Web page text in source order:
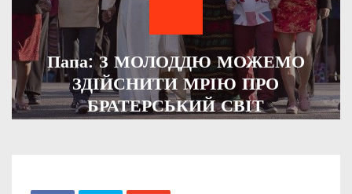
Папа: З МОЛОДДЮ МОЖЕМО
ЗДІЙСНИТИ МРІЮ ПРО
БРАТЕРСЬКИЙ СВІТ